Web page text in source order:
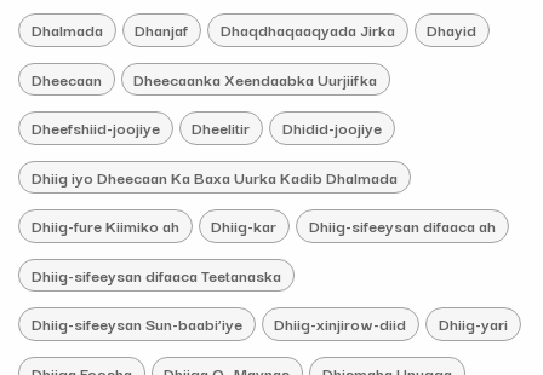
Dhalmada Dhanjaf Dhaqdhaqaaqyada Jirka Dhayid
Dheecaan Dheecaanka Xeendaabka Uurjiifka
Dheefshiid-joojiye Dheelitir Dhidid-joojiye
Dhiig iyo Dheecaan Ka Baxa Uurka Kadib Dhalmada
Dhiig-fure Kiimiko ah Dhiig-kar Dhiig-sifeeysan difaaca ah
Dhiig-sifeeysan difaaca Teetanaska
Dhiig-sifeeysan Sun-baabi’iye Dhiig-xinjirow-diid Dhiig-yari